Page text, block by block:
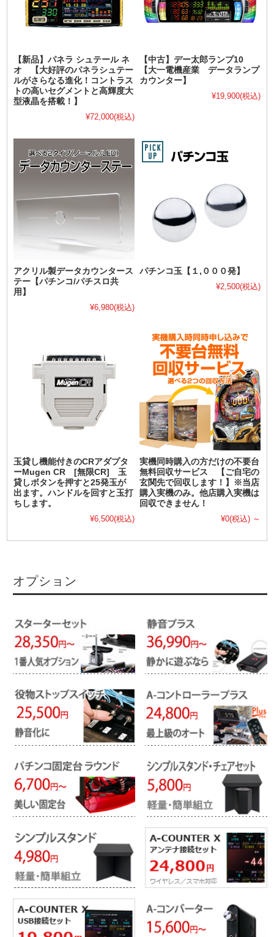
【新品】パネラ シュテール ネ
オ 【大好評のパネラシュテー
ルがさらなる進化！コントラス
トの高いセグメントと高輝度大
型液晶を搭載！】
¥72,000(税込)
【中古】デー太郎ランプ10
【大一電機産業 データランプ
カウンター】
¥19,900(税込)
アクリル製データカウンタース
テー【パチンコ/パチスロ共
用】
¥6,980(税込)
パチンコ玉【１,０００発】
¥2,500(税込)
玉貸し機能付きのCRアダプタ
ーMugen CR [無限CR] 玉
貸しボタンを押すと25発玉が
出ます。ハンドルを回すと玉打
ちします。
¥6,500(税込)
実機同時購入の方だけの不要台
無料回収サービス 【ご自宅の
玄関先で回収します！】※当店
購入実機のみ。他店購入実機は
回収できません！
¥0(税込) ～
オプション